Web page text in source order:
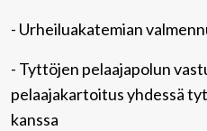
- Urheiluakatemian
- Tyttöjen pelaajapolun
pelaajakartoitus yhdessä
kanssa